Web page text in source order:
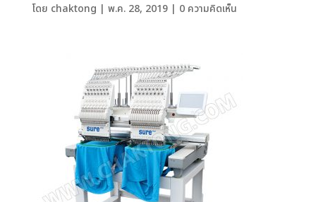
โดย chaktong | พ.ค. 28, 2019| 0 ความคิดเห็น